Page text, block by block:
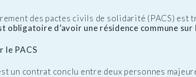
des pactes civils de solidarité (PACS)
obligatoire d’avoir une résidence commune
le PACS
un contrat conclu entre deux personnes